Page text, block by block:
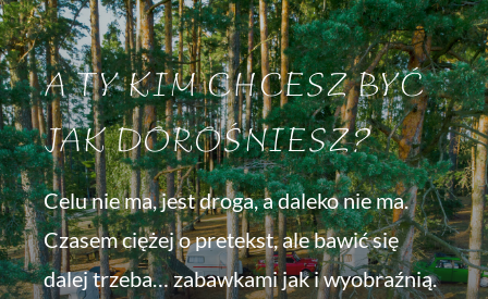
A TY KIM CHCESZ BYĆ
JAK DOROŚNIESZ?
Celu nie ma, jest droga, a daleko nie ma.
Czasem ciężej o pretekst, ale bawić się
dalej trzeba… zabawkami jak i wyobraźnią.